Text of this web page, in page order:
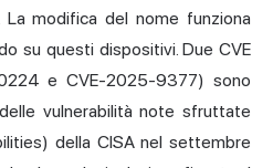
La modifica del nome funziona
su questi dispositivi. Due CVE
e CVE-2025-9377) sono
vulnerabilità note sfruttate
della CISA nel settembre